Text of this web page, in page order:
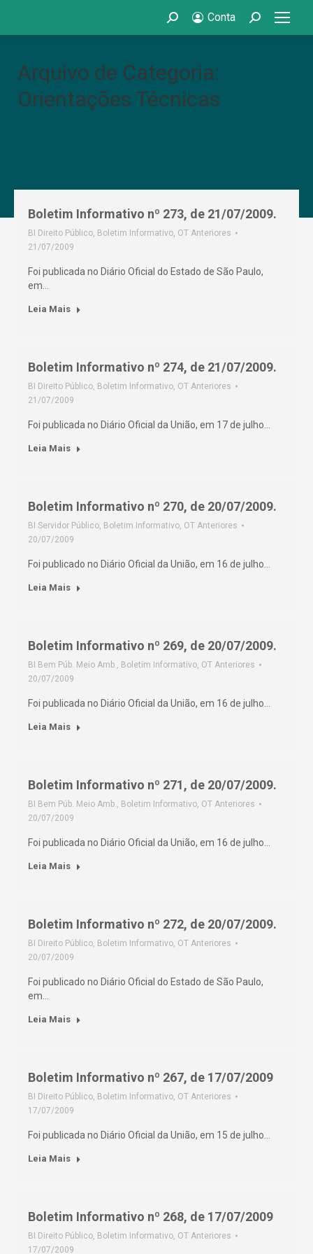
Search: Conta Search:
Arquivo de Categoria:
Orientações Técnicas
Boletim Informativo nº 273, de 21/07/2009.
BI Direito Público, Boletim Informativo, OT Anteriores
21/07/2009
Foi publicada no Diário Oficial do Estado de São Paulo,
em…
Leia Mais
Boletim Informativo nº 274, de 21/07/2009.
BI Direito Público, Boletim Informativo, OT Anteriores
21/07/2009
Foi publicada no Diário Oficial da União, em 17 de julho…
Leia Mais
Boletim Informativo nº 270, de 20/07/2009.
BI Servidor Público, Boletim Informativo, OT Anteriores
20/07/2009
Foi publicado no Diário Oficial da União, em 16 de julho…
Leia Mais
Boletim Informativo nº 269, de 20/07/2009.
BI Bem Púb. Meio Amb., Boletim Informativo, OT Anteriores
20/07/2009
Foi publicada no Diário Oficial da União, em 16 de julho…
Leia Mais
Boletim Informativo nº 271, de 20/07/2009.
BI Bem Púb. Meio Amb., Boletim Informativo, OT Anteriores
20/07/2009
Foi publicada no Diário Oficial da União, em 16 de julho…
Leia Mais
Boletim Informativo nº 272, de 20/07/2009.
BI Direito Público, Boletim Informativo, OT Anteriores
20/07/2009
Foi publicado no Diário Oficial do Estado de São Paulo,
em…
Leia Mais
Boletim Informativo nº 267, de 17/07/2009
BI Direito Público, Boletim Informativo, OT Anteriores
17/07/2009
Foi publicada no Diário Oficial da União, em 15 de julho…
Leia Mais
Boletim Informativo nº 268, de 17/07/2009
BI Direito Público, Boletim Informativo, OT Anteriores
17/07/2009